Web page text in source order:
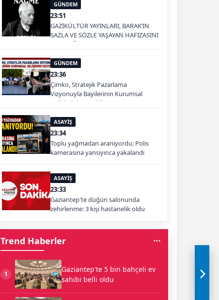
GÜNDEM
23:51
GAZİKÜLTÜR YAYINLARI, BARAK’IN
SAZLA VE SÖZLE YAŞAYAN HAFIZASINI
GELECEĞE TAŞIYOR
GÜNDEM
23:36
Çimko, Stratejik Pazarlama
Vizyonuyla Bayilerinin Kurumsal
Gelişimini Destekliyor
ASAYİŞ
23:34
Toplu yağmadan aranıyordu: Polis
kamerasına yansıyınca yakalandı
ASAYİŞ
23:33
Gaziantep'te düğün salonunda
zehirlenme: 3 kişi hastanelik oldu
Trend Haberler
1
Gaziantep'te 5 bin bahçeli ev
sahibi belli oldu